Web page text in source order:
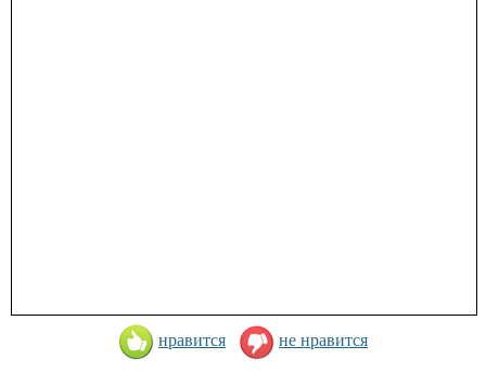
нравится не нравится